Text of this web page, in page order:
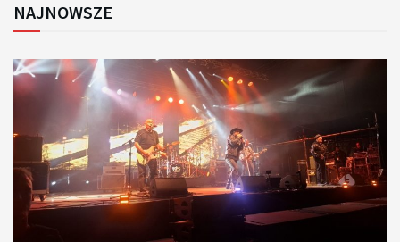
NAJNOWSZE